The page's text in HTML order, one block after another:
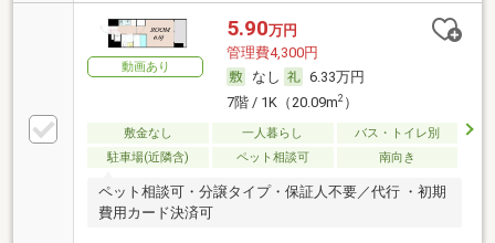
動画あり
5.90万円
管理費4,300円
なし
6.33万円
7階 / 1K（20.09m2）
敷金なし 一人暮らし
バス・トイレ別
駐車場(近隣含)
ペット相談可 南向き
ペット相談可・分譲タイプ・保証人不要／代行 ・初期
費用カード決済可